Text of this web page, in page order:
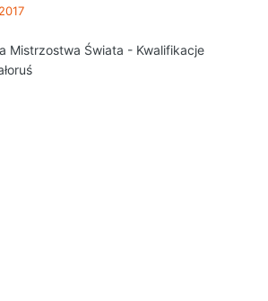
Mistrzostwa Świata - Kwalifikacje